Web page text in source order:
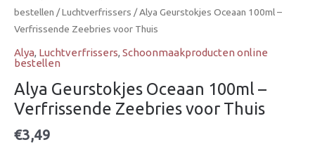
bestellen /Luchtverfrissers / Alya Geurstokjes Oceaan 100ml –
Verfrissende Zeebries voor Thuis
Alya, Luchtverfrissers, Schoonmaakproducten online
bestellen
Alya Geurstokjes Oceaan 100ml –
Verfrissende Zeebries voor Thuis
€3,49